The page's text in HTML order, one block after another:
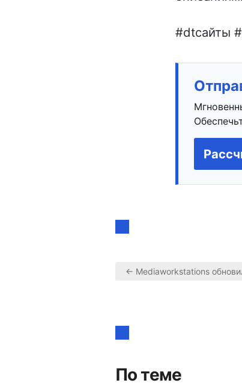
#dtсайты
по
записям
← Mediaworkstations
По теме